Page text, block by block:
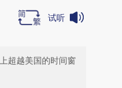
试听
超越美国的时间窗